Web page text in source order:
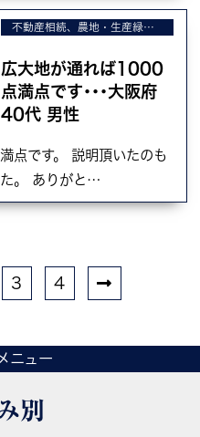
不動産相続、農地・生産緑地の相続、不動産の売却
広大地が通れば1000
点満点です･･･大阪府
40代 男性
点です。 説明頂いたのも
。 ありがと…
3 4
ニュー
別